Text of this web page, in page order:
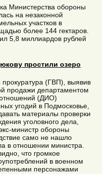
Министерства обороны
на незаконной
участков в
более 144 гектаров.
5,8 миллиардов рублей
простили озеро
прокуратура (ГВП), выявив
продажи департаментом
(ДИО)
угодий в Подмосковье,
материалы проверки
уголовного дела,
министр обороны
само не нашло
в отношении министра.
что громкое
в военном
персонажами